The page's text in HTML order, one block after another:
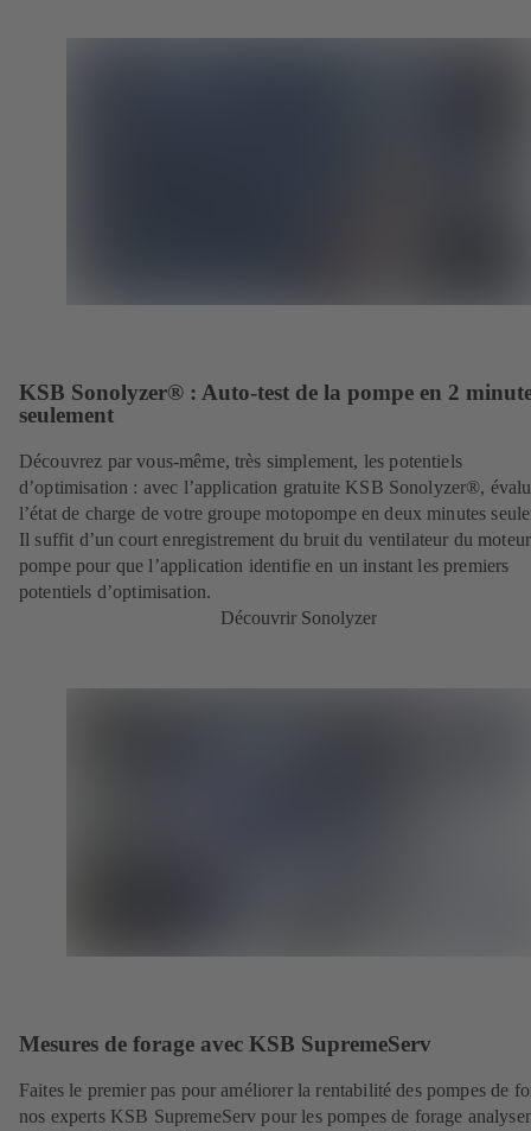
KSB Sonolyzer® : Auto-test de la pompe en 2
seulement
Découvrez par vous-même, très simplement, les potentiels
d’optimisation : avec l’application gratuite KSB Sonolyzer®,
l’état de charge de votre groupe motopompe en deux minutes
Il suffit d’un court enregistrement du bruit du ventilateur du
pompe pour que l’application identifie en un instant les premiers
potentiels d’optimisation.
Découvrir Sonolyzer
Mesures de forage avec KSB SupremeServ
Faites le premier pas pour améliorer la rentabilité des pompes de
nos experts KSB SupremeServ pour les pompes de forage